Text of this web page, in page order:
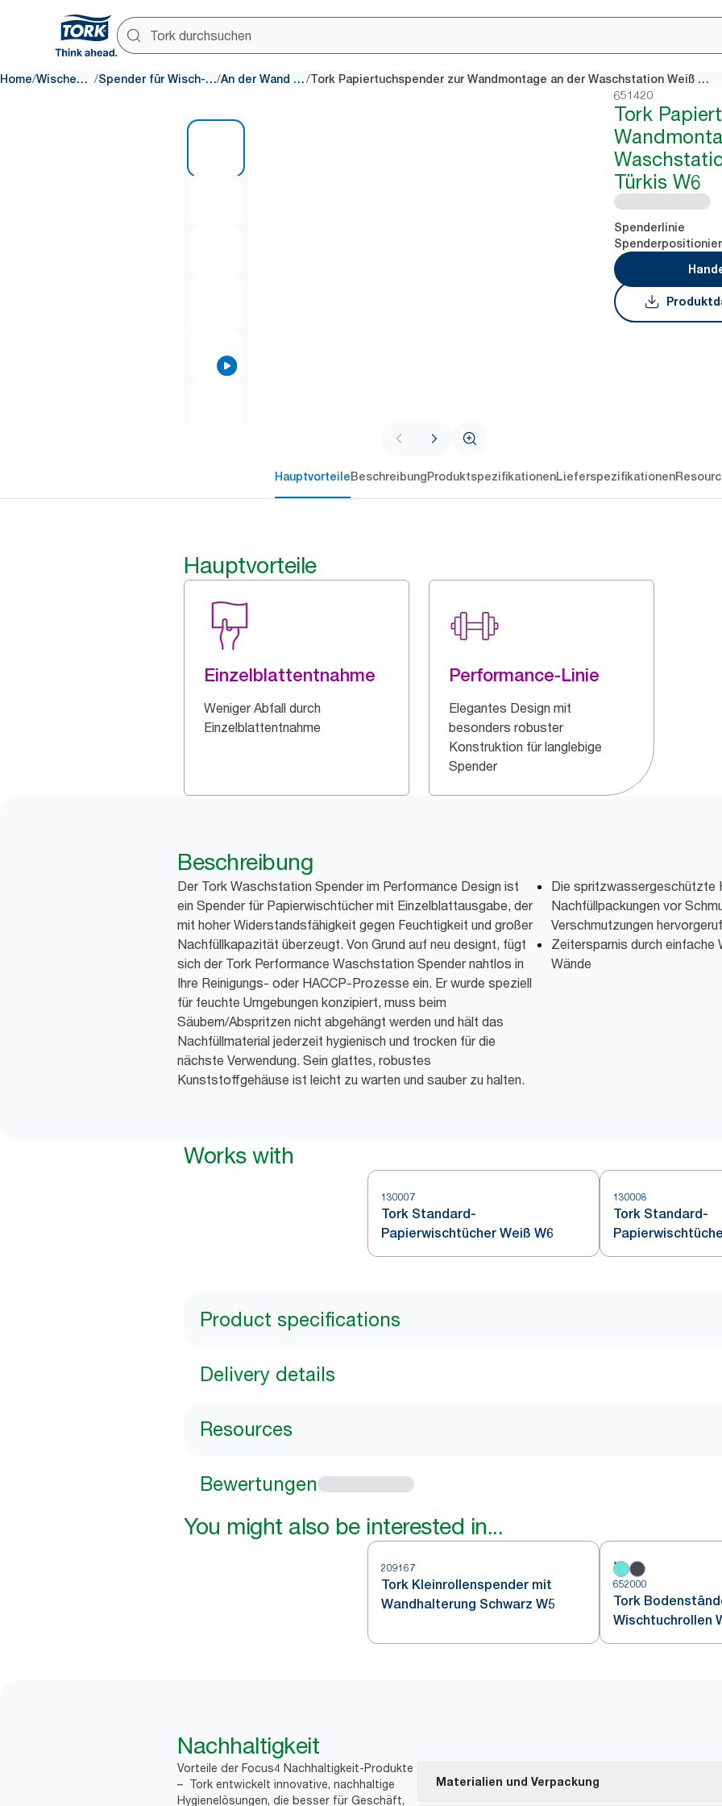
Home/ Wischen und Reinigen / Spender für Wisch- und Reinigungsprodukte/ An der Wand montierte Spender/ Tork Papiertuchspender zur Wandmontage an der Waschstation Weiß und Türkis W6
651420
Tork
Türkis W6
Spenderlinie
HauptvorteileBeschreibungProduktspezifikationenLieferspezifikationen
Hauptvorteile
Einzelblattentnahme
Weniger Abfall durch
Einzelblattentnahme
Performance-Linie
Elegantes Design mit
besonders robuster
Konstruktion für langlebige
Spender
Beschreibung
Der Tork Waschstation Spender im Performance Design ist
ein Spender für Papierwischtücher mit Einzelblattausgabe, der
mit hoher Widerstandsfähigkeit gegen Feuchtigkeit und großer
Nachfüllkapazität überzeugt. Von Grund auf neu designt, fügt
sich der Tork Performance Waschstation Spender nahtlos in
Ihre Reinigungs- oder HACCP-Prozesse ein. Er wurde speziell
für feuchte Umgebungen konzipiert, muss beim
Säubern/Abspritzen nicht abgehängt werden und hält das
Nachfüllmaterial jederzeit hygienisch und trocken für die
nächste Verwendung. Sein glattes, robustes
Kunststoffgehäuse ist leicht zu warten und sauber zu halten.
Die spritzwassergeschützte
Nachfüllpackungen vor
Verschmutzungen
Zeitersparnis durch einfache
Wände
Works with
130007
Tork Standard-
Papierwischtücher Weiß W6
130008
Tork Standard-
Product specifications
Delivery details
Resources
Bewertungen
You might also be interested in...
209167
Tork Kleinrollenspender mit
Wandhalterung Schwarz W5
652000
Tork
Wischtuchrollen
W1
Nachhaltigkeit
Vorteile der Focus4 Nachhaltigkeit-Produkte
– Tork entwickelt innovative, nachhaltige
Hygienelösungen, die besser für Geschäft,
Materialien und Verpackung